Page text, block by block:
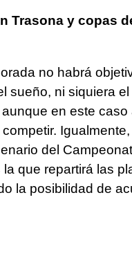
Trasona y copas
no habrá
sueño, ni siquiera
en este
del
que repartirá las
la posibilidad de